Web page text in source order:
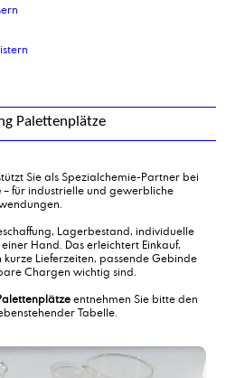
Kanister bis 30ltr
Palettenplätze
Sie als Spezialchemie-Partner bei
– für industrielle und gewerbliche
Lagerbestand, individuelle
Hand. Das erleichtert Einkauf,
Lieferzeiten, passende Gebinde
Chargen wichtig sind.
entnehmen Sie bitte den
Tabelle.